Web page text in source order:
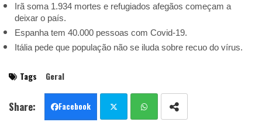
Irã soma 1.934 mortes e refugiados afegãos começam a
deixar o país.
Espanha tem 40.000 pessoas com Covid-19.
Itália pede que população não se iluda sobre recuo do vírus.
Tags Geral
Facebook